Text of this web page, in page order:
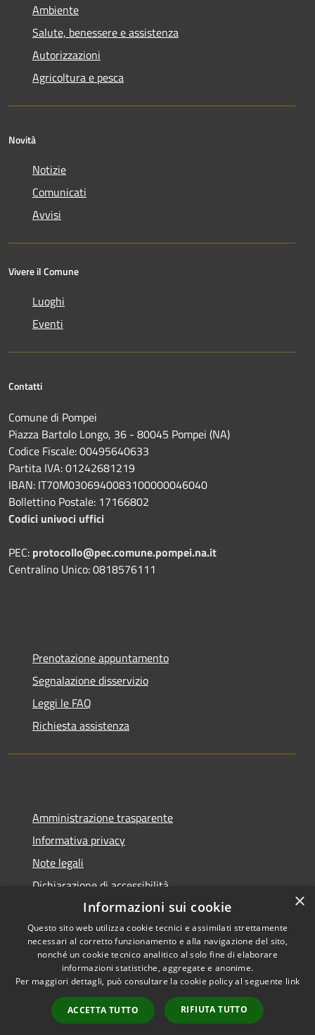
Ambiente
Salute, benessere e assistenza
Autorizzazioni
Agricoltura e pesca
Novità
Notizie
Comunicati
Avvisi
Vivere il Comune
Luoghi
Eventi
Contatti
Comune di Pompei
Piazza Bartolo Longo, 36 - 80045 Pompei (NA)
Codice Fiscale: 00495640633
Partita IVA: 01242681219
IBAN: IT70M0306940083100000046040
Bollettino Postale: 17166802
Codici univoci uffici
PEC: protocollo@pec.comune.pompei.na.it
Centralino Unico: 0818576111
Prenotazione appuntamento
Segnalazione disservizio
Leggi le FAQ
Richiesta assistenza
Amministrazione trasparente
Informativa privacy
Note legali
Dichiarazione di accessibilità
Accessibilità
Privacy
Mappa del sito
Copyright © 2026 • Città di
Pompei • Powered by
Municipium
Accesso
redazione
×
Informazioni sui cookie
Questo sito web utilizza cookie tecnici e assimilati strettamente
necessari al corretto funzionamento e alla navigazione del sito,
nonché un cookie tecnico analitico al solo fine di elaborare
informazioni statistiche, aggregate e anonime.
Per maggiori dettagli, può consultare la cookie policy al seguente link
ACCETTA TUTTO RIFIUTA TUTTO